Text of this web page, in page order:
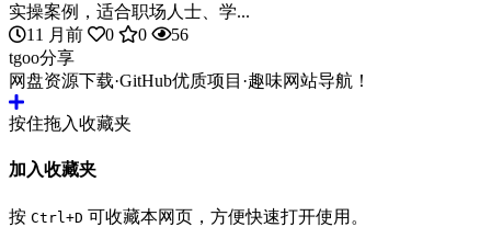
实操案例，适合职场人士、学...
11 月前
0 0
56
tgoo分享
网盘资源下载·GitHub优质项目·趣味网站导航！
按住拖入收藏夹
加入收藏夹
按 Ctrl+D 可收藏本网页，方便快速打开使用。